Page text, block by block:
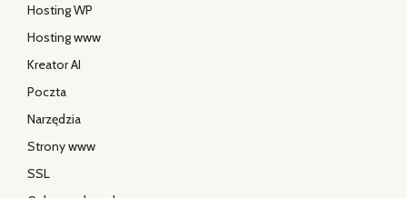
Hosting WP
Hosting www
Kreator AI
Poczta
Narzędzia
Strony www
SSL